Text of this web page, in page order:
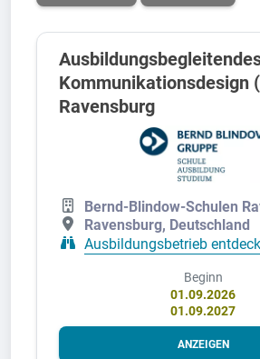
Kommunikationsdesign
Ravensburg
Bernd-Blindow-Schulen
Ravensburg, Deutschland
Ausbildungsbetrieb
Beginn
01.09.2026
01.09.2027
ANZEIGEN